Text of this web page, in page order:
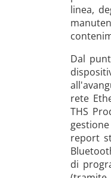
linea,
Dal
rete
THS
report
di